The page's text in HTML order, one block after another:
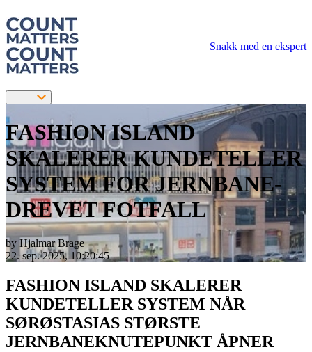
Snakk med en ekspert
FASHION ISLAND
SKALERER KUNDETELLER
SYSTEM FOR JERNBANE-
DREVET FOTFALL
by Hjalmar Brage
22. sep. 2025, 10:20:45
FASHION ISLAND SKALERER
KUNDETELLER SYSTEM NÅR
SØRØSTASIAS STØRSTE
JERNBANEKNUTEPUNKT ÅPNER